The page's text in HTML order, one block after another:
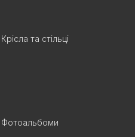
Крісла та стільці
Фотоальбоми